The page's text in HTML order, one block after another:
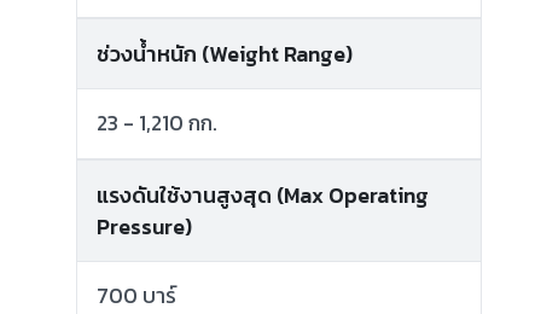
ช่วงน้ำหนัก (Weight Range)
23 - 1,210 กก.
แรงดันใช้งานสูงสุด (Max Operating
Pressure)
700 บาร์